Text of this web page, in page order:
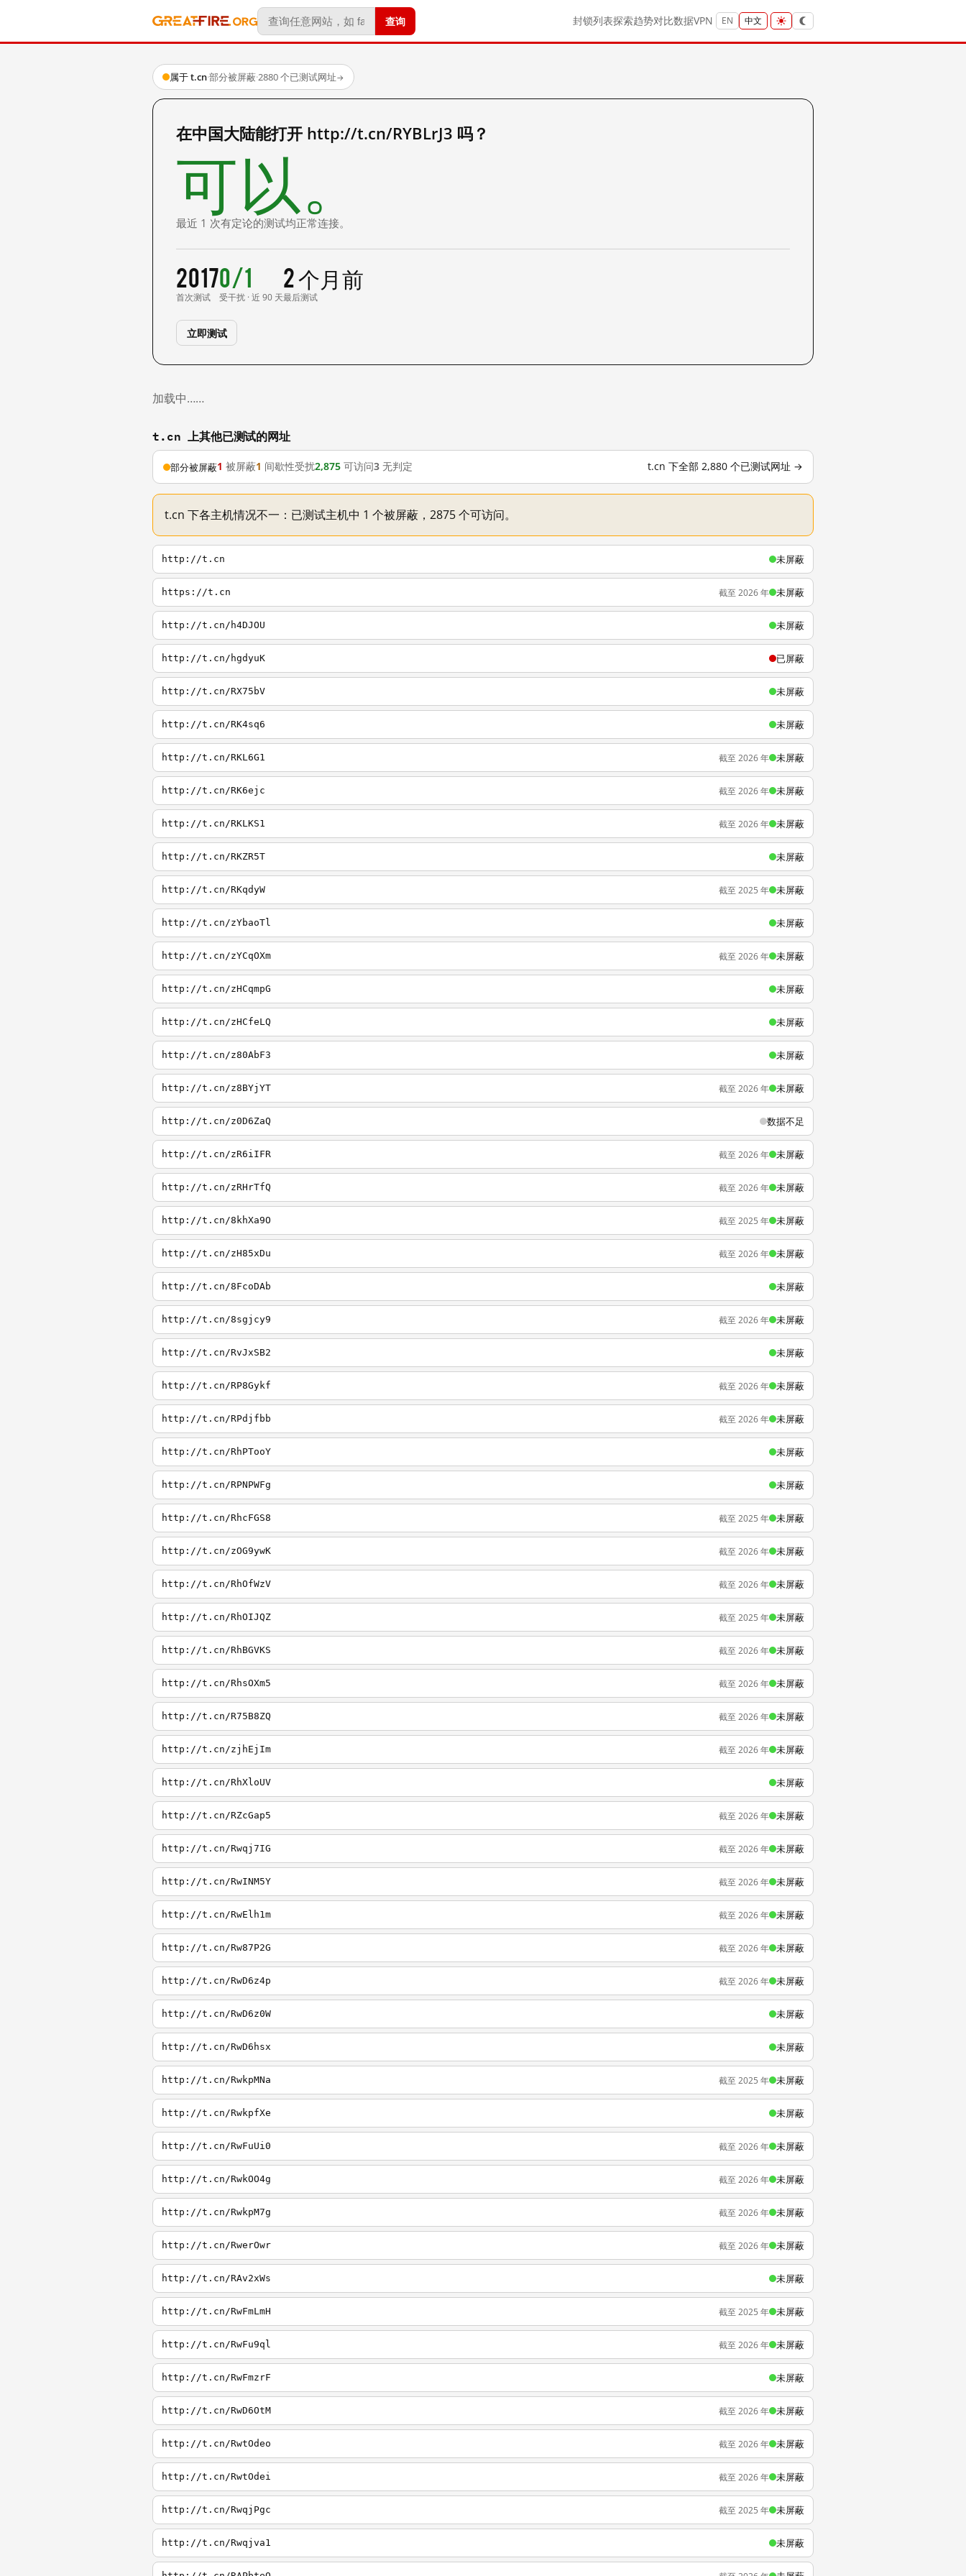
查询 封锁列表探索趋势对比数据VPN EN 中文
属于 t.cn·部分被屏蔽·2880 个已测试网址→
在中国大陆能打开 http://t.cn/RYBLrJ3 吗？
可以。
最近 1 次有定论的测试均正常连接。
2017
首次测试
0/1
受干扰 · 近 90 天
2 个月前
最后测试
立即测试
加载中……
t.cn 上其他已测试的网址
部分被屏蔽1 被屏蔽1 间歇性受扰2,875 可访问3 无判定 t.cn 下全部 2,880 个已测试网址 →
t.cn 下各主机情况不一：已测试主机中 1 个被屏蔽，2875 个可访问。
http://t.cn 未屏蔽
https://t.cn 截至 2026 年 未屏蔽
http://t.cn/h4DJOU 未屏蔽
http://t.cn/hgdyuK 已屏蔽
http://t.cn/RX75bV 未屏蔽
http://t.cn/RK4sq6 未屏蔽
http://t.cn/RKL6G1 截至 2026 年 未屏蔽
http://t.cn/RK6ejc 截至 2026 年 未屏蔽
http://t.cn/RKLKS1 截至 2026 年 未屏蔽
http://t.cn/RKZR5T 未屏蔽
http://t.cn/RKqdyW 截至 2025 年 未屏蔽
http://t.cn/zYbaoTl 未屏蔽
http://t.cn/zYCqOXm 截至 2026 年 未屏蔽
http://t.cn/zHCqmpG 未屏蔽
http://t.cn/zHCfeLQ 未屏蔽
http://t.cn/z80AbF3 未屏蔽
http://t.cn/z8BYjYT 截至 2026 年 未屏蔽
http://t.cn/z0D6ZaQ 数据不足
http://t.cn/zR6iIFR 截至 2026 年 未屏蔽
http://t.cn/zRHrTfQ 截至 2026 年 未屏蔽
http://t.cn/8khXa9O 截至 2025 年 未屏蔽
http://t.cn/zH85xDu 截至 2026 年 未屏蔽
http://t.cn/8FcoDAb 未屏蔽
http://t.cn/8sgjcy9 截至 2026 年 未屏蔽
http://t.cn/RvJxSB2 未屏蔽
http://t.cn/RP8Gykf 截至 2026 年 未屏蔽
http://t.cn/RPdjfbb 截至 2026 年 未屏蔽
http://t.cn/RhPTooY 未屏蔽
http://t.cn/RPNPWFg 未屏蔽
http://t.cn/RhcFGS8 截至 2025 年 未屏蔽
http://t.cn/zOG9ywK 截至 2026 年 未屏蔽
http://t.cn/RhOfWzV 截至 2026 年 未屏蔽
http://t.cn/RhOIJQZ 截至 2025 年 未屏蔽
http://t.cn/RhBGVKS 截至 2026 年 未屏蔽
http://t.cn/RhsOXm5 截至 2026 年 未屏蔽
http://t.cn/R75B8ZQ 截至 2026 年 未屏蔽
http://t.cn/zjhEjIm 截至 2026 年 未屏蔽
http://t.cn/RhXloUV 未屏蔽
http://t.cn/RZcGap5 截至 2026 年 未屏蔽
http://t.cn/Rwqj7IG 截至 2026 年 未屏蔽
http://t.cn/RwINM5Y 截至 2026 年 未屏蔽
http://t.cn/RwElh1m 截至 2026 年 未屏蔽
http://t.cn/Rw87P2G 截至 2026 年 未屏蔽
http://t.cn/RwD6z4p 截至 2026 年 未屏蔽
http://t.cn/RwD6z0W 未屏蔽
http://t.cn/RwD6hsx 未屏蔽
http://t.cn/RwkpMNa 截至 2025 年 未屏蔽
http://t.cn/RwkpfXe 未屏蔽
http://t.cn/RwFuUi0 截至 2026 年 未屏蔽
http://t.cn/RwkOO4g 截至 2026 年 未屏蔽
http://t.cn/RwkpM7g 截至 2026 年 未屏蔽
http://t.cn/RwerOwr 截至 2026 年 未屏蔽
http://t.cn/RAv2xWs 未屏蔽
http://t.cn/RwFmLmH 截至 2025 年 未屏蔽
http://t.cn/RwFu9ql 截至 2026 年 未屏蔽
http://t.cn/RwFmzrF 未屏蔽
http://t.cn/RwD6OtM 截至 2026 年 未屏蔽
http://t.cn/RwtOdeo 截至 2026 年 未屏蔽
http://t.cn/RwtOdei 截至 2026 年 未屏蔽
http://t.cn/RwqjPgc 截至 2025 年 未屏蔽
http://t.cn/Rwqjva1 未屏蔽